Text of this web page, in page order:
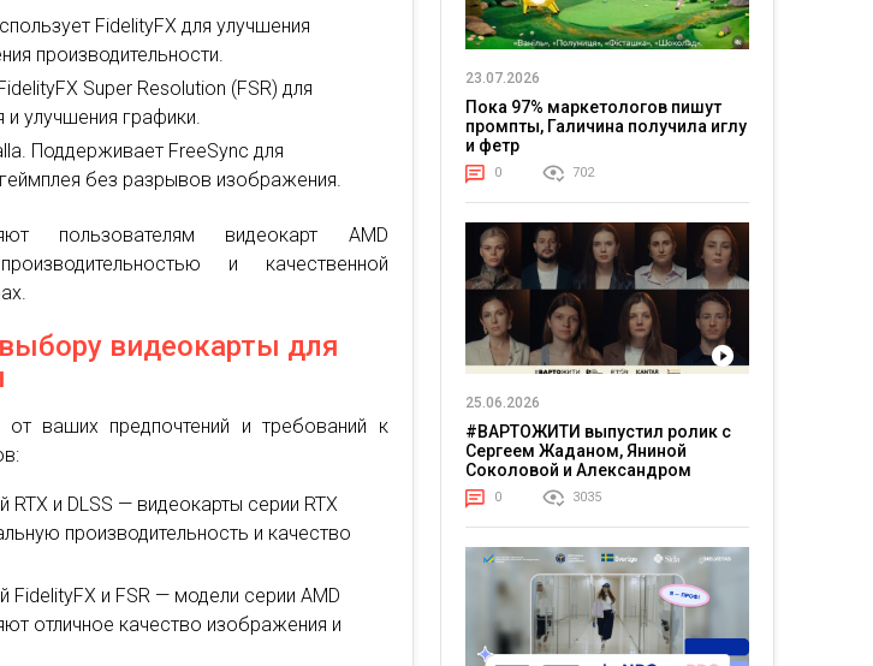
FidelityFX для улучшения
производительности.
Super Resolution (FSR) для
улучшения графики.
Поддерживает FreeSync для
без разрывов изображения.
пользователям видеокарт AMD
и качественной
видеокарты для
ваших предпочтений и требований к
RTX и DLSS — видеокарты серии RTX
производительность и качество
FidelityFX и FSR — модели серии AMD
отличное качество изображения и
23.07.2026
Пока 97% маркетологов пишут
промпты, Галичина получила иглу
и фетр
0 702
25.06.2026
#ВАРТОЖИТИ выпустил ролик с
Сергеем Жаданом, Яниной
Соколовой и Александром
Тереном о жизни в постоянном
напряжении
0 3035